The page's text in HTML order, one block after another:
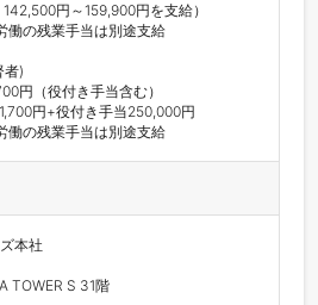
円～159,900円を支給）
働の残業手当は別途支給
者)
円（役付き手当含む）
円+役付き手当250,000円
働の残業手当は別途支給
本社
TOWER S 31階